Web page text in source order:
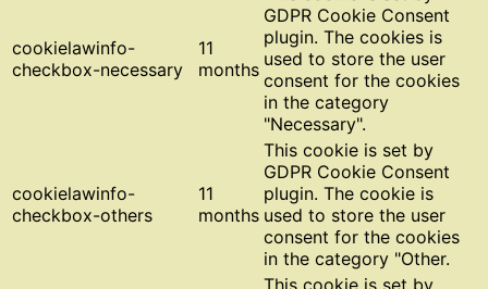
cookielawinfo-
checkbox-necessary
11
months
GDPR Cookie Consent
plugin. The cookies is
used to store the user
consent for the cookies
in the category
"Necessary".
cookielawinfo-
checkbox-others
11
months
This cookie is set by
GDPR Cookie Consent
plugin. The cookie is
used to store the user
consent for the cookies
in the category "Other.
This cookie is set by